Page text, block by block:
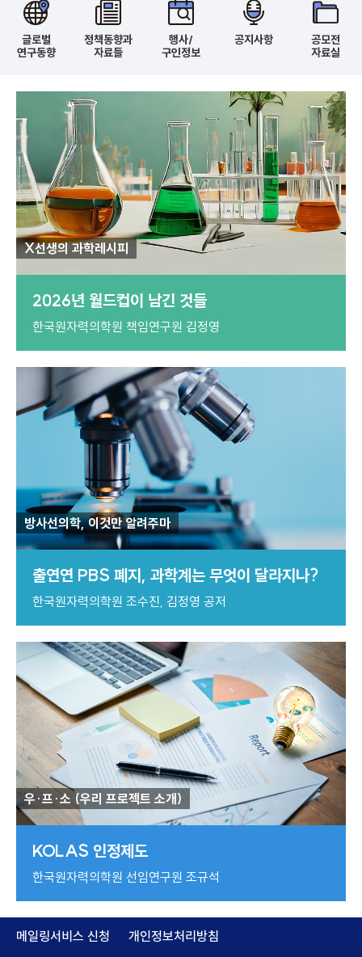
글로벌
연구동향
정책동향과
자료들
행사/
구인정보
공지사항
공모전
자료실
X선생의 과학레시피
2026년 월드컵이 남긴 것들
한국원자력의학원 책임연구원 김정영
방사선의학, 이것만 알려주마
출연연 PBS 폐지, 과학계는 무엇이 달라지나?
한국원자력의학원 조수진, 김정영 공저
우·프·소 (우리 프로젝트 소개)
KOLAS 인정제도
한국원자력의학원 선임연구원 조규석
메일링서비스 신청 개인정보처리방침